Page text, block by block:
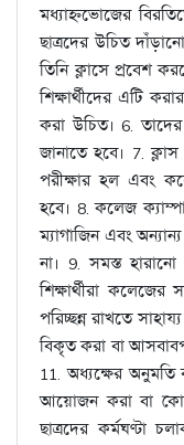
মধ্যাহ্নভোজের
ছাত্রদের উচিত
তিনি ক্লাসে প্রবেশ
শিক্ষার্থীদের এটি
করা উচিত। 6. তাদের
জানাতে হবে। 7. ক্লাস
পরীক্ষার হল এবং
হবে। 8. কলেজ
ম্যাগাজিন এবং
না। 9. সমস্ত
শিক্ষার্থীরা কলেজের
পরিচ্ছন্ন রাখতে
বিকৃত করা বা
11. অধ্যক্ষের অনুমতি
আয়োজন করা বা
ছাত্রদের কর্মঘণ্টা